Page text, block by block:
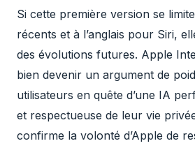
Si cette première version se
récents et à l’anglais pour Siri,
des évolutions futures. Apple
bien devenir un argument de
utilisateurs en quête d’une IA
et respectueuse de leur vie
confirme la volonté d’Apple de